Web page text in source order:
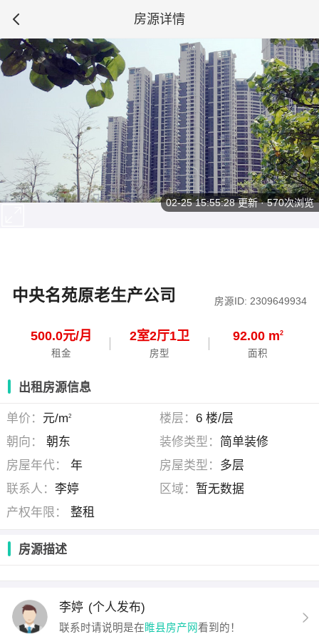
房源详情
中央名苑原老生产公司 房源ID: 2309649934
500.0元/月
租金
2室2厅1卫
房型
92.00 m2
面积
02-25 15:55:28更新 · 570次浏览
出租房源信息
单价： 元/m2 楼层： 6 楼/层
朝向：
朝东 装修类型： 简单装修
房屋年代：
年 房屋类型： 多层
联系人：李婷 区域： 暂无数据
产权年限：
整租
房源描述
李婷 (个人发布)
联系时请说明是在睢县房产网看到的！